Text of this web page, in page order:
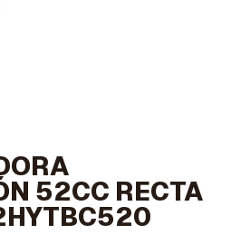
52CC RECTA